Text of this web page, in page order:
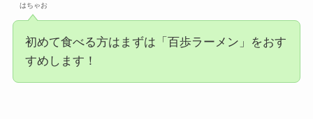
はちゃお
初めて食べる方はまずは「百歩ラーメン」をおす
すめします！